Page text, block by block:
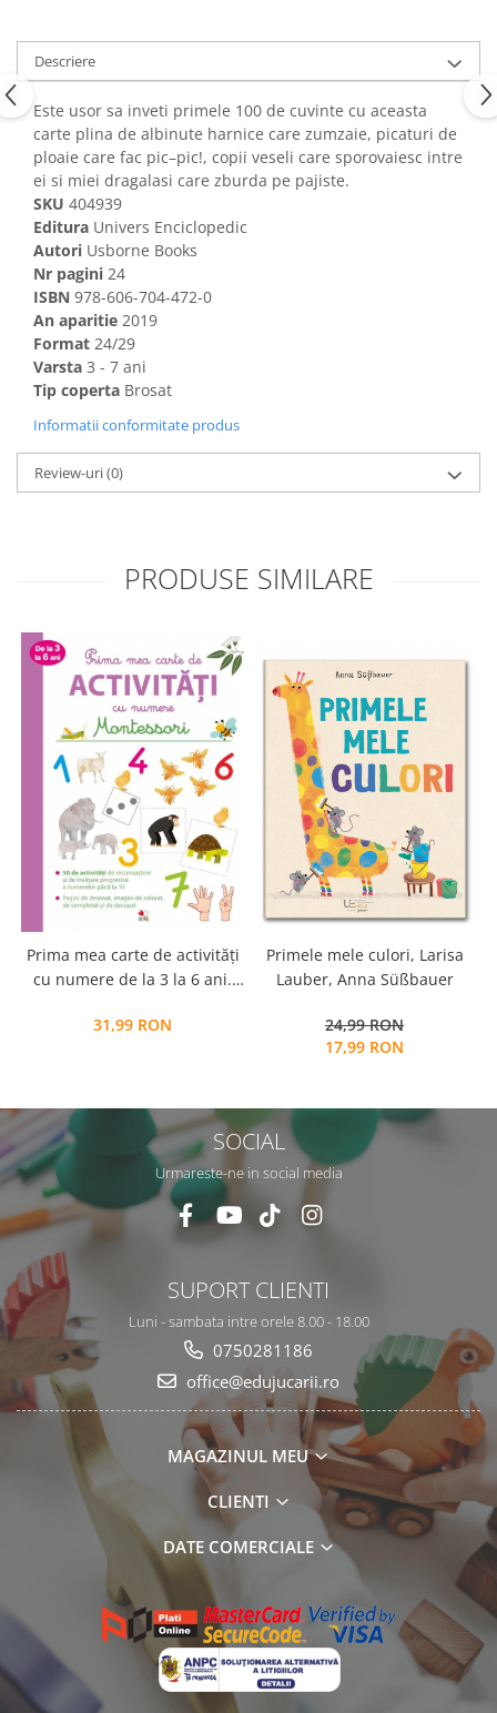
Descriere
Este usor sa inveti primele 100 de cuvinte cu aceasta
carte plina de albinute harnice care zumzaie, picaturi de
ploaie care fac pic–pic!, copii veseli care sporovaiesc intre
ei si miei dragalasi care zburda pe pajiste.
SKU 404939
Editura Univers Enciclopedic
Autori Usborne Books
Nr pagini 24
ISBN 978-606-704-472-0
An aparitie 2019
Format 24/29
Varsta 3 - 7 ani
Tip coperta Brosat
Informatii conformitate produs
Review-uri(0)
PRODUSE SIMILARE
Prima mea carte de activități
cu numere de la 3 la 6 ani.
31,99 RON
Primele mele culori, Larisa
Lauber, Anna Süßbauer
24,99 RON
17,99 RON
SOCIAL
Urmareste-ne in social media
SUPORT CLIENTI
Luni - sambata intre orele 8.00 - 18.00
0750281186
office@edujucarii.ro
MAGAZINUL MEU
CLIENTI
DATE COMERCIALE